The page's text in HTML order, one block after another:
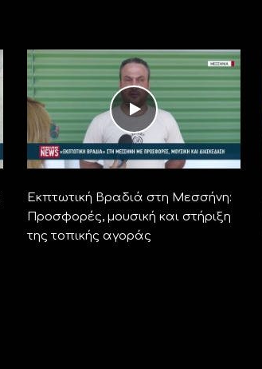
Εκπτωτική Βραδιά στη Μεσσήνη:
Προσφορές, μουσική και στήριξη
της τοπικής αγοράς